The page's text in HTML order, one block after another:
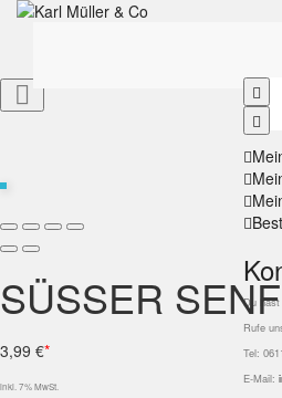
Du hast
Rufe
Tel:
E-Mail:

SÜSSER SENF
3,99 €*
inkl. 7% MwSt.